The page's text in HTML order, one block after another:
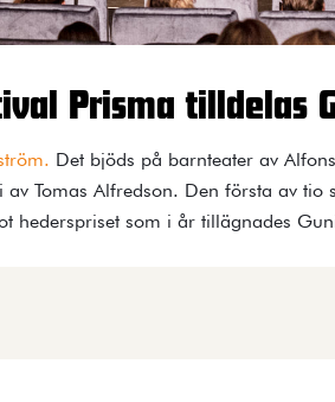
Prisma tilldelas
Det bjöds på barnteater av
Tomas Alfredson. Den första av tio
hederspriset som i år tillägnades